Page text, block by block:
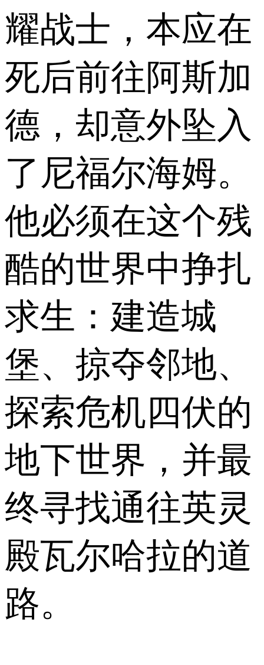
耀战士，本应在
死后前往阿斯加
德，却意外坠入
了尼福尔海姆。
他必须在这个残
酷的世界中挣扎
求生：建造城
堡、掠夺邻地、
探索危机四伏的
地下世界，并最
终寻找通往英灵
殿瓦尔哈拉的道
路。